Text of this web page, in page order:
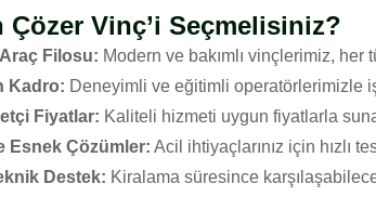
Çözer Vinç’i Seçmelisiniz?
Filosu: Modern ve bakımlı vinçlerimiz,
Kadro: Deneyimli ve eğitimli operatörlerimizle
Fiyatlar: Kaliteli hizmeti uygun fiyatlarla
Esnek Çözümler: Acil ihtiyaçlarınız için hızlı
Destek: Kiralama süresince